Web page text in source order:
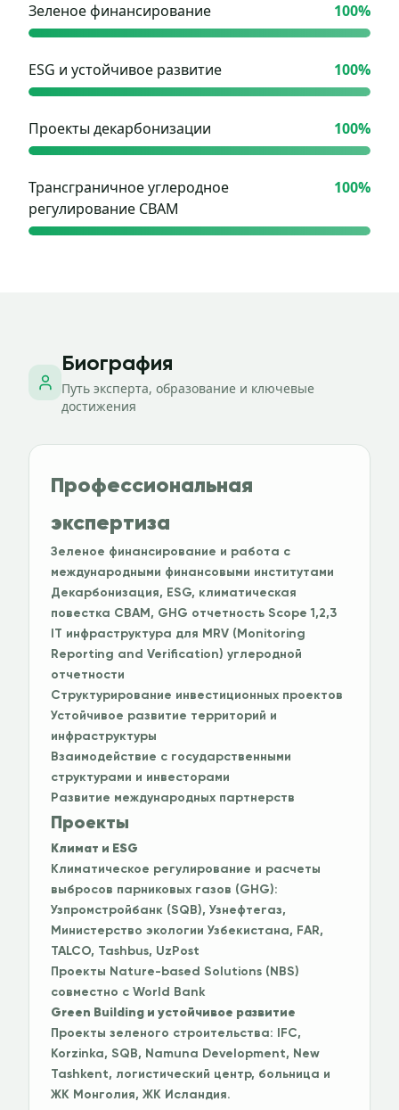
Зеленое финансирование 100%
ESG и устойчивое развитие 100%
Проекты декарбонизации 100%
Трансграничное углеродное
регулирование CBAM
100%
Биография
Путь эксперта, образование и ключевые
достижения
Профессиональная
экспертиза
Зеленое финансирование и работа с
международными финансовыми институтами
Декарбонизация, ESG, климатическая
повестка CBAM, GHG отчетность Scope 1,2,3
IT инфраструктура для MRV (Monitoring
Reporting and Verification) углеродной
отчетности
Структурирование инвестиционных проектов
Устойчивое развитие территорий и
инфраструктуры
Взаимодействие с государственными
структурами и инвесторами
Развитие международных партнерств
Проекты
Климат и ESG
Климатическое регулирование и расчеты
выбросов парниковых газов (GHG):
Узпромстройбанк (SQB), Узнефтегаз,
Министерство экологии Узбекистана, FAR,
TALCO, Tashbus, UzPost
Проекты Nature-based Solutions (NBS)
совместно с World Bank
Green Building и устойчивое развитие
Проекты зеленого строительства: IFC,
Korzinka, SQB, Namuna Development, New
Tashkent, логистический центр, больница и
ЖК Монголия, ЖК Исландия.